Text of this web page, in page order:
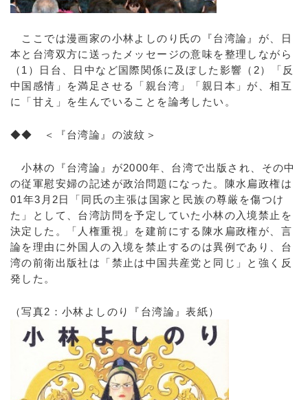
ここでは漫画家の小林よしのり氏の『台湾論』が、日
本と台湾双方に送ったメッセージの意味を整理しながら
（1）日台、日中など国際関係に及ぼした影響（2）「反
中国感情」を満足させる「親台湾」「親日本」が、相互
に「甘え」を生んでいることを論考したい。
◆◆ ＜『台湾論』の波紋＞
小林の『台湾論』が2000年、台湾で出版され、その中
の従軍慰安婦の記述が政治問題になった。陳水扁政権は
01年3月2日「同氏の主張は国家と民族の尊厳を傷つけ
た」として、台湾訪問を予定していた小林の入境禁止を
決定した。「人権重視」を建前にする陳水扁政権が、言
論を理由に外国人の入境を禁止するのは異例であり、台
湾の前衛出版社は「禁止は中国共産党と同じ」と強く反
発した。
（写真2：小林よしのり『台湾論』表紙）